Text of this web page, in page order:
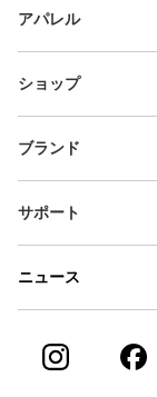
アパレル
ショップ
ブランド
サポート
ニュース